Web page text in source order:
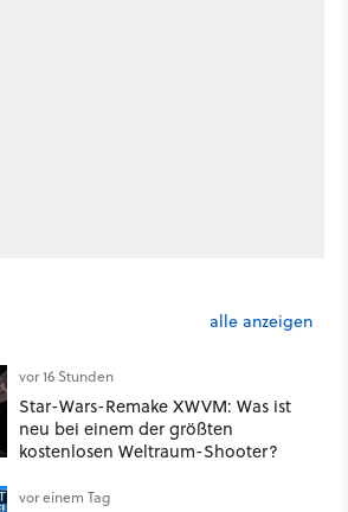
alle anzeigen
vor 16 Stunden
Star-Wars-Remake XWVM: Was ist
neu bei einem der größten
kostenlosen Weltraum-Shooter?
vor einem Tag